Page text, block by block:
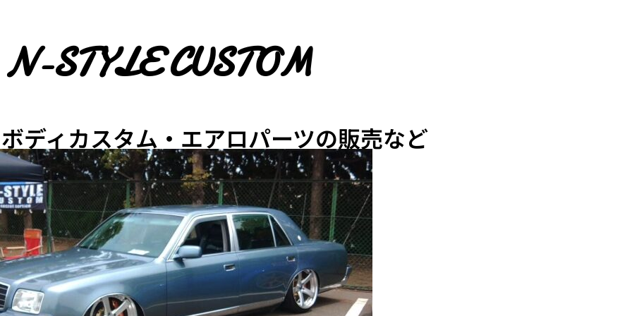
N-STYLE CUSTOM
ディカスタム・エアロパーツの販売など